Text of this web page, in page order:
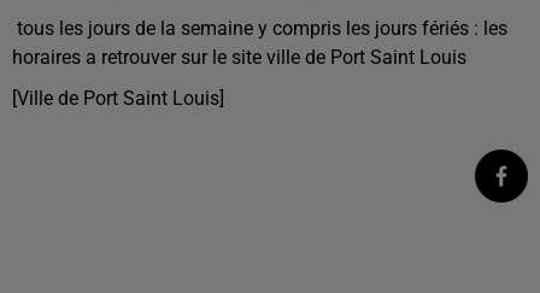
tous les jours de la semaine y compris les jours fériés : les
horaires a retrouver sur le site ville de Port Saint Louis
[Ville de Port Saint Louis]